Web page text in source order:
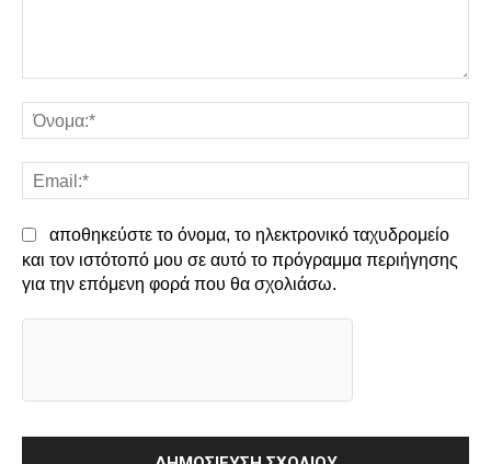
αποθηκεύστε το όνομα, το ηλεκτρονικό ταχυδρομείο
και τον ιστότοπό μου σε αυτό το πρόγραμμα περιήγησης
για την επόμενη φορά που θα σχολιάσω.